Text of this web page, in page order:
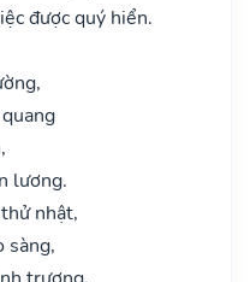
được quý hiển.
lương.
nhật,
sàng,